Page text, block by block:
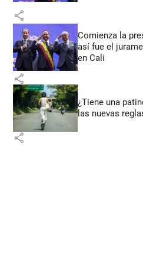
share
Comienza la
así fue el
en Cali
share
¿Tiene una
las nuevas
share